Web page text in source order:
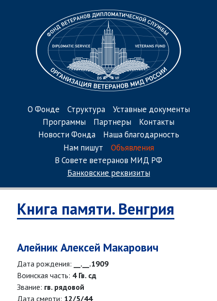
О Фонде Структура
Уставные документы
Программы
Партнеры
Контакты
Новости Фонда
Наша благодарность
Нам пишут
Объявления
В Совете ветеранов МИД РФ
Банковские реквизиты
Книга памяти. Венгрия
Алейник Алексей Макарович
Дата рождения:
__.__.1909
Воинская часть: 4 Гв. сд
Звание: гв. рядовой
Дата смерти: 12/5/44